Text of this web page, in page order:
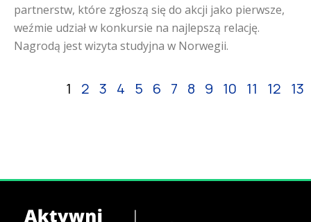
partnerstw, które zgłoszą się do akcji jako pierwsze,
weźmie udział w konkursie na najlepszą relację.
Nagrodą jest wizyta studyjna w Norwegii.
1 2 3 4 5 6 7 8 9 10 11 12 13